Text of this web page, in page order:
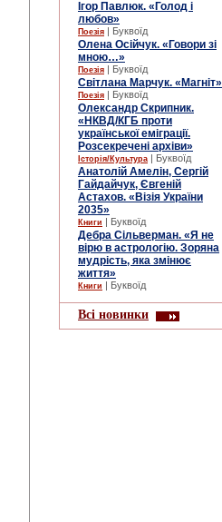
Ігор Павлюк. «Голод і
любов»
Поезія | Буквоїд
Олена Осійчук. «Говори зі
мною…»
Поезія | Буквоїд
Світлана Марчук. «Магніт»
Поезія | Буквоїд
Олександр Скрипник.
«НКВД/КГБ проти
української еміграції.
Розсекречені архіви»
Історія/Культура | Буквоїд
Анатолій Амелін, Сергій
Гайдайчук, Євгеній
Астахов. «Візія України
2035»
Книги | Буквоїд
Дебра Сільверман. «Я не
вірю в астрологію. Зоряна
мудрість, яка змінює
життя»
Книги | Буквоїд
Всі новинки